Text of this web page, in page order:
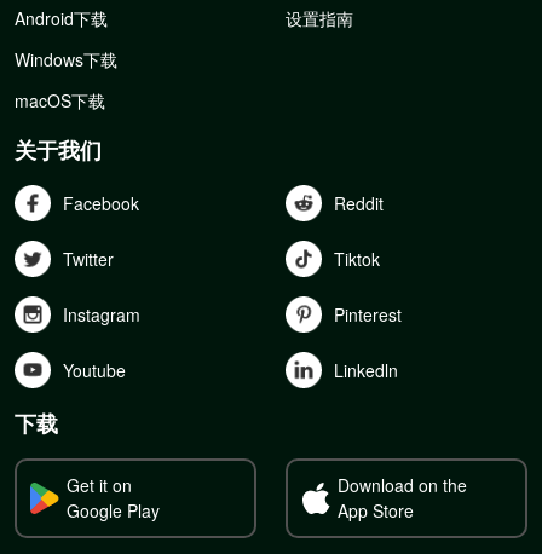
Android下载
Windows下载
macOS下载
设置指南
关于我们
Facebook Reddit
Twitter Tiktok
Instagram Pinterest
Youtube Linkedln
下载
Get it on
Google Play
Download on the
App Store